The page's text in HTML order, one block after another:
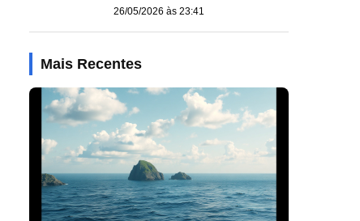
26/05/2026 às 23:41
Mais Recentes